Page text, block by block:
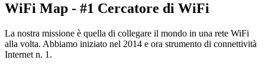
WiFi Map - #1 Cercatore di WiFi
La nostra missione è quella di collegare il mondo in una rete WiFi
alla volta. Abbiamo iniziato nel 2014 e ora strumento di connettività
Internet n. 1.